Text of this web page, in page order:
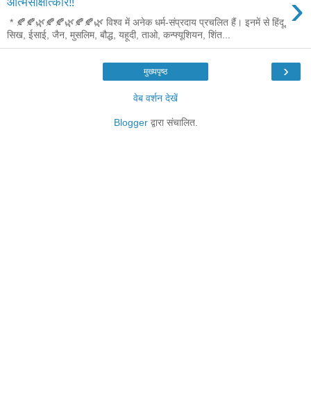
›
* 🍂🍂🌿🍂🍂🌿🍂🍂🌿 विश्व में अनेक धर्म-संप्रदाय प्रचलित हैं। इनमें से हिंदू,
सिख, ईसाई, जैन, मुसलिम, बौद्ध, यहूदी, ताओ, कन्फ्यूशियन, शिंत...
›
मुख्यपृष्ठ
वेब वर्शन देखें
Bloggerद्वारा संचालित.